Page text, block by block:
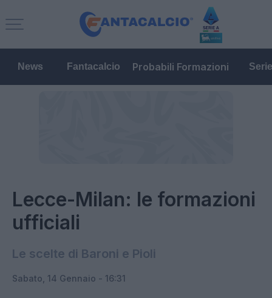
News Fantacalcio Probabili Formazioni
Lecce-Milan: le formazioni
ufficiali
Le scelte di Baroni e Pioli
Sabato, 14 Gennaio - 16:31